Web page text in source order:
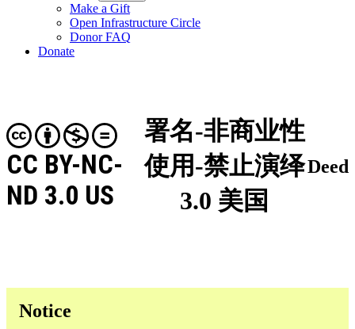
Make a Gift
Open Infrastructure Circle
Donor FAQ
Donate
署名-非商业性
使用-禁止演绎
3.0 美国
CC BY-NC-
ND 3.0 US
Deed
Notice